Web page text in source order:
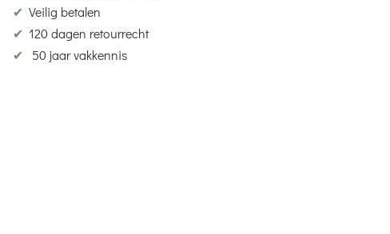
✔ Veilig betalen
✔ 120 dagen retourrecht
✔
50 jaar vakkennis